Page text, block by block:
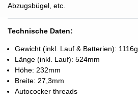
Abzugsbügel, etc.
Technische Daten:
Gewicht (inkl. Lauf & Batterien): 1116g
Länge (inkl. Lauf): 524mm
Höhe: 232mm
Breite: 27,3mm
Autococker threads